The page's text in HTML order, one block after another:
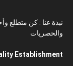
نبذة عنا : كن متطلع
والحصريات
Establishment